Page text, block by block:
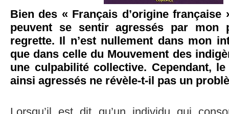
Bien des « Français d’origine française
peuvent se sentir agressés par mon
regrette. Il n’est nullement dans mon
que dans celle du Mouvement des
une culpabilité collective. Cependant,
ainsi agressés ne révèle-t-il pas un